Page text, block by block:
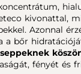
kivonattal,
Azonnal
a bőr
fényét és